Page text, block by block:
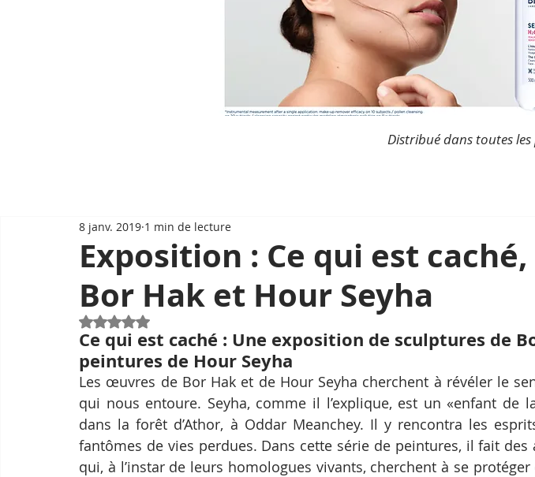
Distribué dans toutes
Exposition : Ce qui est
Bor Hak et Hour Seyha
8 janv. 2019 1 min de lecture
Noté NaN étoiles sur 5.
Ce qui est caché : Une exposition de sculptures de
peintures de Hour Seyha
Les œuvres de Bor Hak et de Hour Seyha cherchent à révéler le
qui nous entoure. Seyha, comme il l’explique, est un «enfant de
dans la forêt d’Athor, à Oddar Meanchey. Il y rencontra les
fantômes de vies perdues. Dans cette série de peintures, il fait
qui, à l’instar de leurs homologues vivants, cherchent à se protéger